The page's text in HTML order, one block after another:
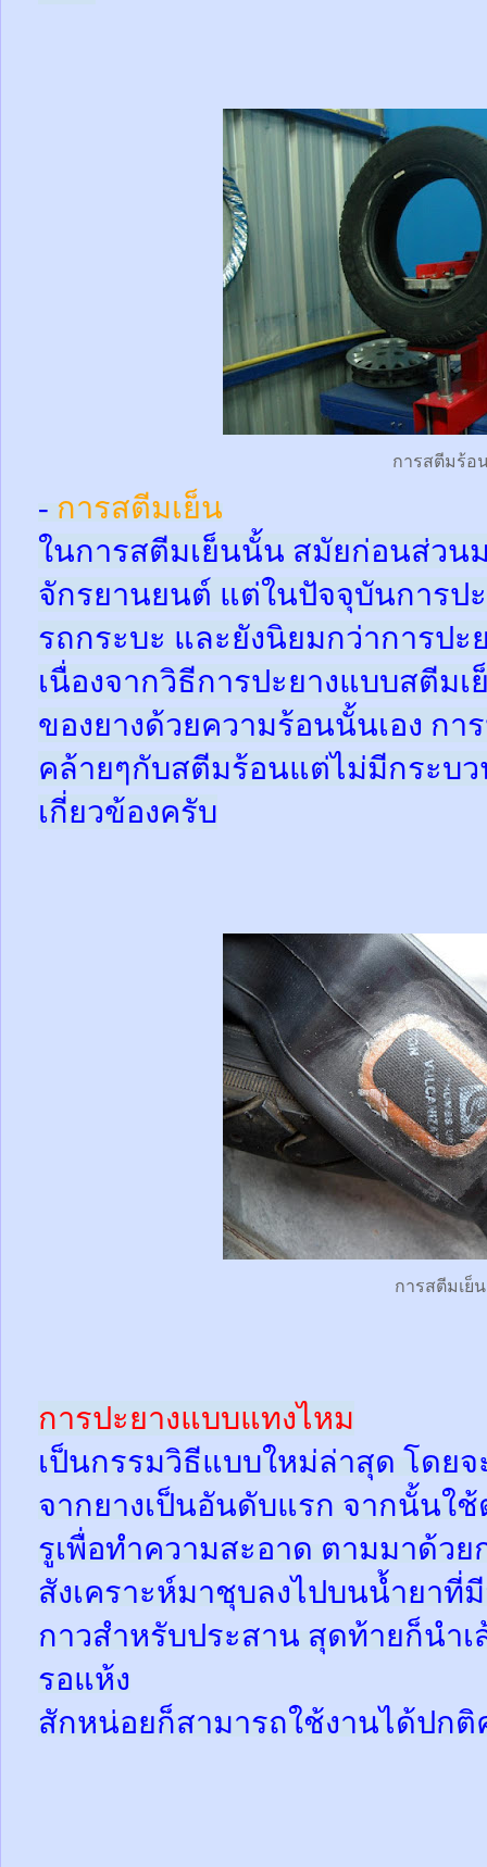
การสตีมร้อ
- การสตีมเย็น
ในการสตีมเย็นนั้น สมัยก่อนส่วน
จักรยานยนต์ แต่ในปัจจุบันการป
รถกระบะ และยังนิยมกว่าการป
เนื่องจากวิธีการปะยางแบบสตีม
ของยางด้วยความร้อนนั้นเอง กา
คล้ายๆกับสตีมร้อนแต่ไม่มีกระบ
เกี่ยวข้องครับ
การสตีมเย็น
การปะยางแบบแทงไหม
เป็นกรรมวิธีแบบใหม่ล่าสุด โดย
จากยางเป็นอันดับแรก จากนั้นใ
รูเพื่อทำความสะอาด ตามมาด้วย
สังเคราะห์มาชุบลงไปบนน้ำยาที่
กาวสำหรับประสาน สุดท้ายก็นำเ
รอแห้ง
สักหน่อยก็สามารถใช้งานได้ปกติ